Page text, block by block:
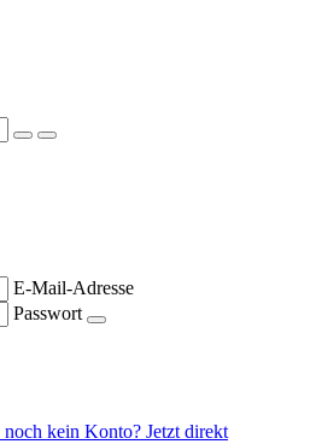
E-Mail-Adresse
Passwort
noch kein Konto? Jetzt direkt